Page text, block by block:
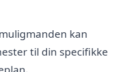
kan
til din specifikke